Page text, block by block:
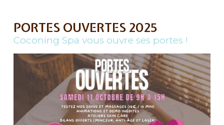
PORTES OUVERTES 2025
Coconing Spa vous ouvre ses portes !